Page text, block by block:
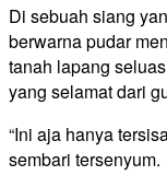
Di sebuah siang
berwarna pudar
tanah lapang
yang selamat dari
“Ini aja hanya
sembari tersenyum.